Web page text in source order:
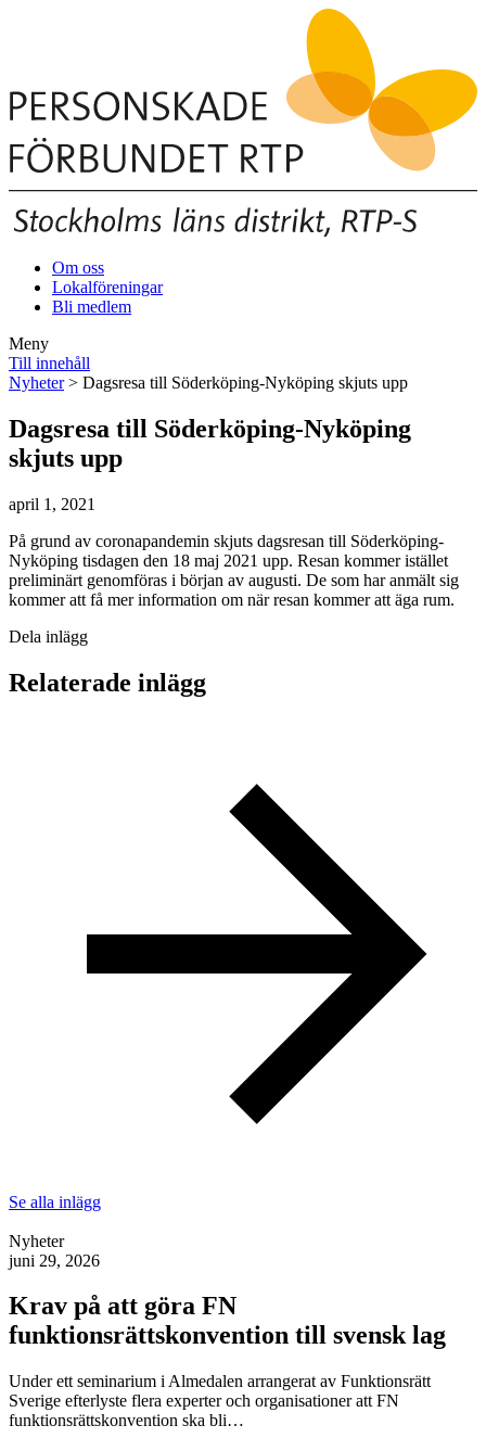
Om oss
Lokalföreningar
Bli medlem
Meny
Till innehåll
Nyheter> Dagsresa till Söderköping-Nyköping skjuts upp
Dagsresa till Söderköping-Nyköping
skjuts upp
april 1, 2021
På grund av coronapandemin skjuts dagsresan till Söderköping-
Nyköping tisdagen den 18 maj 2021 upp. Resan kommer istället
preliminärt genomföras i början av augusti. De som har anmält sig
kommer att få mer information om när resan kommer att äga rum.
Dela inlägg
Relaterade inlägg
Se alla inlägg
Nyheter
juni 29, 2026
Krav på att göra FN
funktionsrättskonvention till svensk lag
Under ett seminarium i Almedalen arrangerat av Funktionsrätt
Sverige efterlyste flera experter och organisationer att FN
funktionsrättskonvention ska bli…